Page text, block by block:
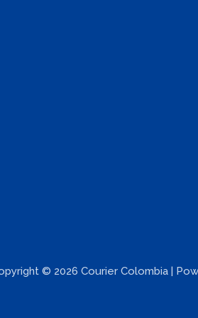
© 2026 Courier Colombia |